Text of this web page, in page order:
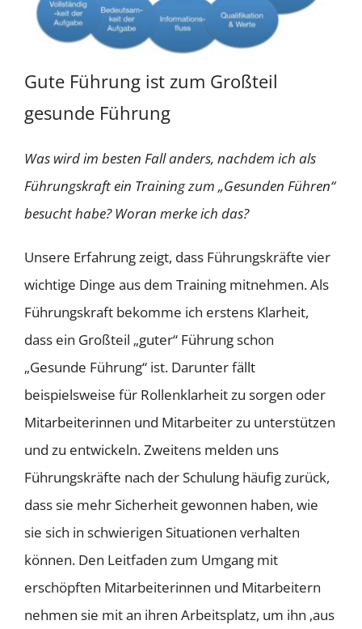
Gute Führung ist zum Großteil
gesunde Führung
Was wird im besten Fall anders, nachdem ich als
Führungskraft ein Training zum „Gesunden Führen“
besucht habe? Woran merke ich das?
Unsere Erfahrung zeigt, dass Führungskräfte vier
wichtige Dinge aus dem Training mitnehmen. Als
Führungskraft bekomme ich erstens Klarheit,
dass ein Großteil „guter“ Führung schon
„Gesunde Führung“ ist. Darunter fällt
beispielsweise für Rollenklarheit zu sorgen oder
Mitarbeiterinnen und Mitarbeiter zu unterstützen
und zu entwickeln. Zweitens melden uns
Führungskräfte nach der Schulung häufig zurück,
dass sie mehr Sicherheit gewonnen haben, wie
sie sich in schwierigen Situationen verhalten
können. Den Leitfaden zum Umgang mit
erschöpften Mitarbeiterinnen und Mitarbeitern
nehmen sie mit an ihren Arbeitsplatz, um ihn ‚aus